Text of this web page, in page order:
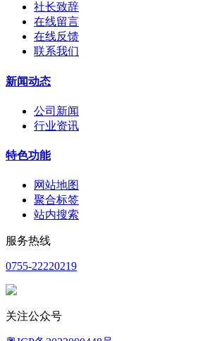
社长致辞
在线留言
在线反馈
联系我们
新闻动态
公司新闻
行业资讯
特色功能
网站地图
聚合标签
站内搜索
服务热线
0755-22220219
关注公众号